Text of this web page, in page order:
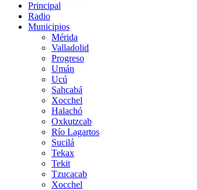
Principal
Radio
Municipios
Mérida
Valladolid
Progreso
Umán
Ucú
Sahcabá
Xocchel
Halachó
Oxkutzcab
Río Lagartos
Sucilá
Tekax
Tekit
Tzucacab
Xocchel